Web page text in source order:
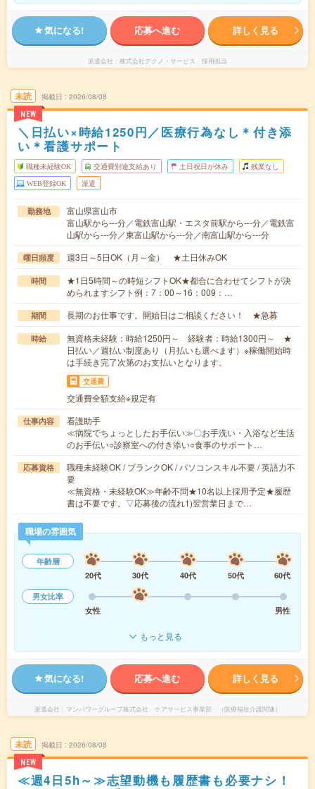
気になる! 応募へ進む 詳しく見る
派遣会社 株式会社テクノ・サービス 採用担当
未読
NEW
掲載日 2026/08/08
＼日払い×時給1250円／医療行為なし＊付き添
い＊看護サポート
職種未経験OK 交通費別途支給あり 土日祝日が休み 残業なし
WEB登録OK 派遣
勤務地
富山県富山市
富山駅から---分／電鉄富山駅・エスタ前駅から---分／電鉄富
山駅から---分／東富山駅から---分／南富山駅から---分
曜日頻度 週3日～5日OK（月～金） ★土日休みOK
時間
★1日5時間～の時短シフトOK★都合に合わせてシフトが決
められますシフト例：7：00～16：009：…
期間 長期のお仕事です。開始日はご相談ください！ ★急募
時給
無資格未経験：時給1250円～ 経験者：時給1300円～ ★
日払い／週払い制度あり（月払いも選べます）※稼働開始時
は手続き完了次第のお支払いとなります。
交通費
交通費全額支給※規定有
仕事内容
看護助手
≪病院でちょっとしたお手伝い≫〇お手洗い・入浴など生活
のお手伝い○診察室への付き添い○食事のサポート…
応募資格
職種未経験OK / ブランクOK / パソコンスキル不要 / 英語力不
要
≪無資格・未経験OK≫年齢不問★10名以上採用予定★履歴
書は不要です。▽応募後の流れ1)翌営業日まで…
職場の雰囲気
年齢層
20代
30代 40代 50代
60代
男女比率
女性
男性
もっと見る
気になる! 応募へ進む 詳しく見る
派遣会社 マンパワーグループ株式会社 ケアサービス事業部 （医療福祉介護関連）
未読
NEW
掲載日 2026/08/08
≪週4日5h～≫志望動機も履歴書も必要ナシ！